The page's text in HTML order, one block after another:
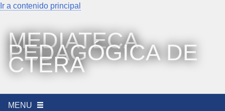
Ir a contenido principal
MEDIATECA
PEDAGÓGICA DE
CTERA
MENU